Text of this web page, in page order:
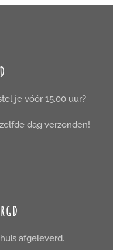
je vóór 15.00 uur?
dag verzonden!
afgeleverd.